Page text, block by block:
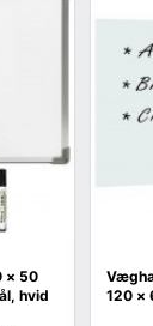
× 50
hvid
120 ×